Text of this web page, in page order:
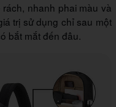
nhanh phai màu và
trị sử dụng chỉ sau một
bắt mắt đến đâu.